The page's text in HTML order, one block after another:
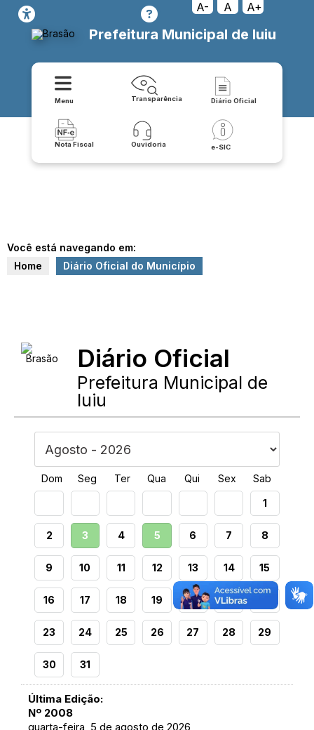
A- A A+
Prefeitura Municipal de Iuiu
Menu Transparência Diário Oficial
Nota Fiscal Ouvidoria e-SIC
Você está navegando em:
Home
Diário Oficial do Município
Diário Oficial
Prefeitura Municipal de
Iuiu
Última Edição:
Nº 2008
quarta-feira, 5 de agosto de 2026
Dom Seg Ter Qua Qui Sex Sab
1
2 3 4 5 6 7 8
9 10 11 12 13 14 15
16 17 18 19 20 21
23 24 25 26 27 28 29
30 31